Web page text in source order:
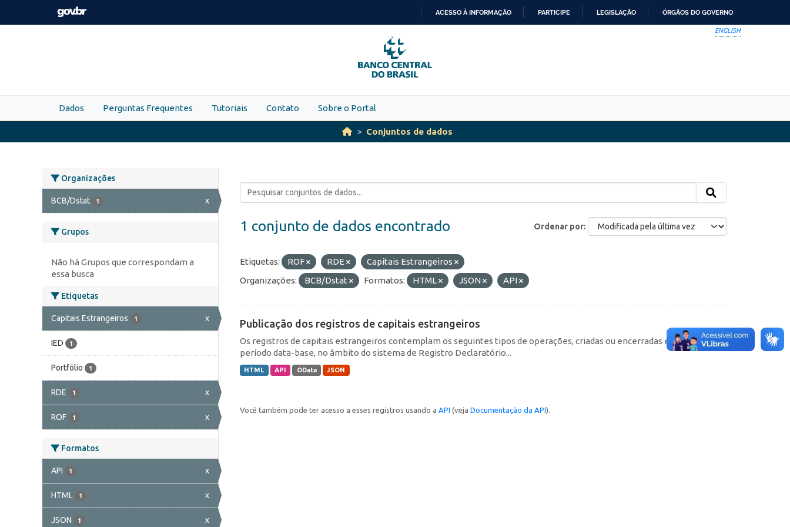
Skip to main content
PARA
O
CONTEÚDO
ACESSO À INFORMAÇÃO PARTICIPE LEGISLAÇÃO ÓRGÃOS DO GOVERNO
ENGLISH
Dados Perguntas Frequentes Tutoriais Contato Sobre o Portal
Conjuntos de dados
Organizações
BCB/Dstat 1 x
Grupos
Não há Grupos que correspondam a
essa busca
Etiquetas
Capitais Estrangeiros 1 x
IED 1
Portfólio 1
RDE 1 x
ROF 1 x
Formatos
API 1 x
HTML 1 x
JSON 1 x
Ordenar por
1 conjunto de dados encontrado
Etiquetas: ROF RDE
Capitais Estrangeiros
Organizações:
BCB/Dstat Formatos: HTML JSON API
Publicação dos registros de capitais estrangeiros
Os registros de capitais estrangeiros contemplam os seguintes tipos de operações, criadas ou encerradas em cada
período data-base, no âmbito do sistema de Registro Declaratório...
HTML API OData JSON
Você também pode ter acesso a esses registros usando a API (veja Documentação da API).